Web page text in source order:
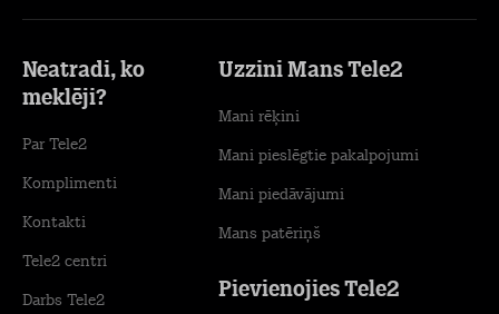
Neatradi, ko
meklēji?
Par Tele2
Komplimenti
Kontakti
Tele2 centri
Darbs Tele2
Uzzini Mans Tele2
Mani rēķini
Mani pieslēgtie pakalpojumi
Mani piedāvājumi
Mans patēriņš
Pievienojies Tele2